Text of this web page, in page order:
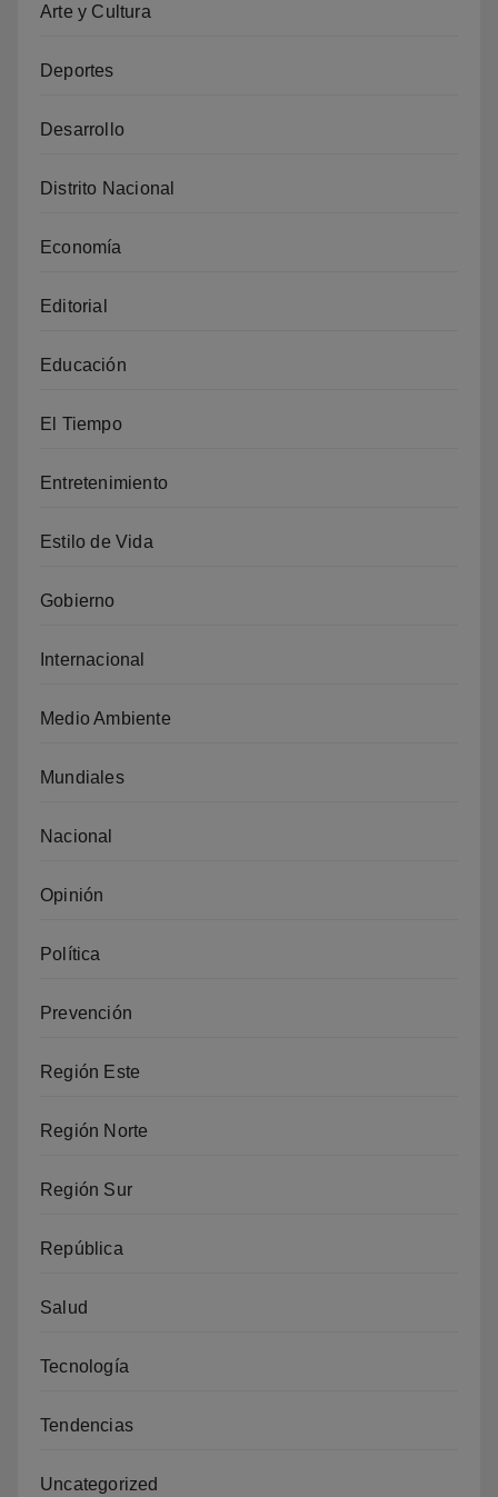
Arte y Cultura
Deportes
Desarrollo
Distrito Nacional
Economía
Editorial
Educación
El Tiempo
Entretenimiento
Estilo de Vida
Gobierno
Internacional
Medio Ambiente
Mundiales
Nacional
Opinión
Política
Prevención
Región Este
Región Norte
Región Sur
República
Salud
Tecnología
Tendencias
Uncategorized